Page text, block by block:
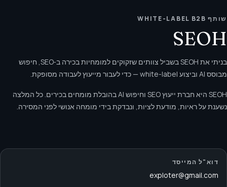
שותף WHITE-LABEL B2B
SEOH
בניתי את SEOH בשביל צוותים שזקוקים למומחיות בכירה ב‑SEO, חיפוש
מבוסס AI וביצוע white-label — כדי לעבור מייעוץ לעבודה מסופקת.
SEOH היא חברת ייעוץ SEO וחיפוש AI בהובלת מומחים בכירים. כל המלצה
נשענת על ראיות, מודעת לציות, ונבדקת בידי מומחה אנושי לפני המסירה.
דוא"ל המייסד
exploter@gmail.com